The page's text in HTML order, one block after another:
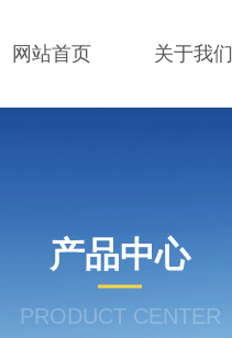
网站首页 关于我们
产品中心
PRODUCT CENTER